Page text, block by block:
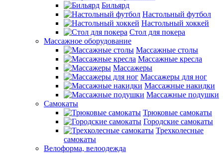
Бильярд
Настольный футбол
Настольный хоккей
Стол для покера
Массажное оборудование
Массажные столы
Массажные кресла
Массажеры
Массажеры для ног
Массажные накидки
Массажные подушки
Самокаты
Трюковые самокаты
Городские самокаты
Трехколесные
самокаты
Велоформа, велоодежда